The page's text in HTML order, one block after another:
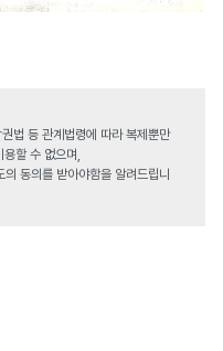
법 등 관계법령에 따라 복제뿐만
할 수 없으며,
동의를 받아야함을 알려드립니